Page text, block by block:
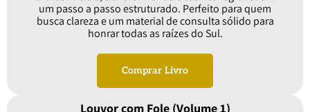
um passo a passo estruturado. Perfeito para quem
busca clareza e um material de consulta sólido para
honrar todas as raízes do Sul.
Comprar Livro
Louvor com Fole (Volume 1)